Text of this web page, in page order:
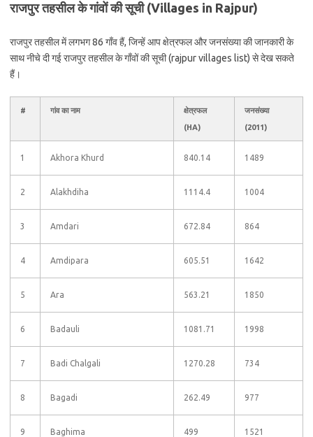
राजपुर तहसील के गांवों की सूची (Villages in Rajpur)
राजपुर तहसील में लगभग 86 गाँव हैं, जिन्हें आप क्षेत्रफल और जनसंख्या की जानकारी के
साथ नीचे दी गई राजपुर तहसील के गाँवों की सूची (rajpur villages list) से देख सकते
हैं।
# गांव का नाम
क्षेत्रफल
(HA)
जनसंख्या
(2011)
1 Akhora Khurd 840.14 1489
2 Alakhdiha 1114.4 1004
3 Amdari 672.84 864
4 Amdipara 605.51 1642
5 Ara 563.21 1850
6 Badauli 1081.71 1998
7 Badi Chalgali 1270.28 734
8 Bagadi 262.49 977
9 Baghima 499 1521